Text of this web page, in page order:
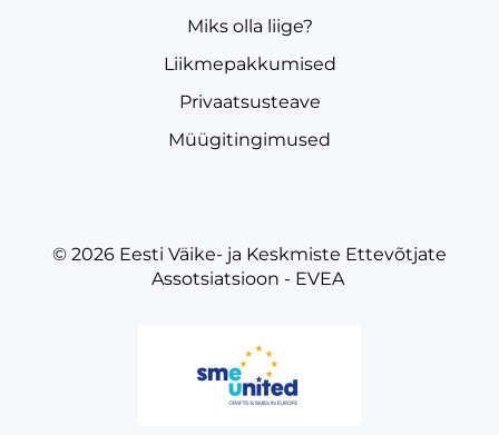
Miks olla liige?
Liikmepakkumised
Privaatsusteave
Müügitingimused
© 2026 Eesti Väike- ja Keskmiste Ettevõtjate
Assotsiatsioon - EVEA